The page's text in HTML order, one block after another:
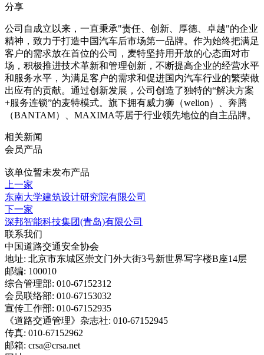
分享
公司自成立以来，一直秉承"责任、创新、厚德、卓越"的企业
精神，致力于打造中国汽车后市场第一品牌。作为始终把满足
客户的需求放在首位的公司，麦特坚持用开放的心态面对市
场，积极推进技术革新和管理创新，不断提高企业的经营水平
和服务水平，为满足客户的需求和促进国内汽车行业的繁荣做
出应有的贡献。通过创新发展，公司创造了独特的“解决方案
+服务连锁”的麦特模式。旗下拥有威力狮（welion）、奔腾
（BANTAM）、MAXIMA等居于行业领先地位的自主品牌。
相关新闻
会员产品
该单位暂未发布产品
上一家
东南大学建筑设计研究院有限公司
下一家
深邦智能科技集团(青岛)有限公司
联系我们
中国道路交通安全协会
地址: 北京市东城区崇文门外大街3号新世界写字楼B座14层
邮编: 100010
综合管理部: 010-67152312
会员联络部: 010-67153032
宣传工作部: 010-67152935
《道路交通管理》杂志社: 010-67152945
传真: 010-67152962
邮箱: crsa@crsa.net